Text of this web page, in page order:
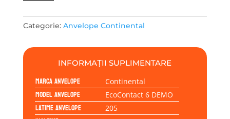
DEMO
91V
Categorie: Anvelope Continental
INFORMAȚII SUPLIMENTARE
Marca anvelope Continental
Model anvelope EcoContact 6 DEMO
Latime anvelope 205